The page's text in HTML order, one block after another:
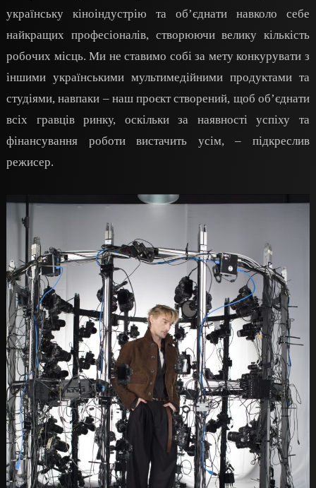
українську кіноіндустрію та об’єднати навколо себе
найкращих професіоналів, створюючи велику кількість
робочих місць. Ми не cтавимо собі за мету конкурувати з
іншими українськими мультимедійними продуктами та
студіями, навпаки – наш проєкт створений, щоб об’єднати
всіх гравців ринку, оскільки за наявності успіху та
фінансування роботи вистачить усім, – підкреслив
режисер.